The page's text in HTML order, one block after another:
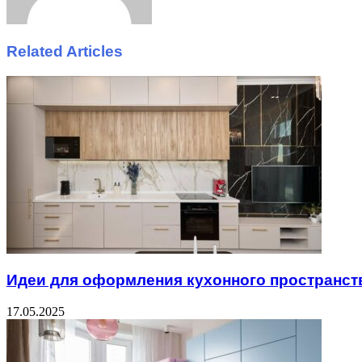
Related Articles
Идеи для оформления кухонного
17.05.2025